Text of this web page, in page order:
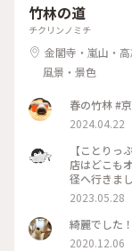
竹林の道
チクリンノミチ
金閣寺・嵐山・
風景・景色
2024.04.22
【ことり
店はどこも
径へ行きま
特に中国系
径には人力
た人力車に出会
小径 #人力
2023.05.28
綺麗でした
2020.12.06